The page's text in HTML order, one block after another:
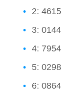
2: 4615
3: 0144
4: 7954
5: 0298
6: 0864